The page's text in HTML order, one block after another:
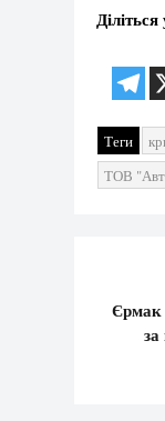
Теги
ТОВ
Єрмак